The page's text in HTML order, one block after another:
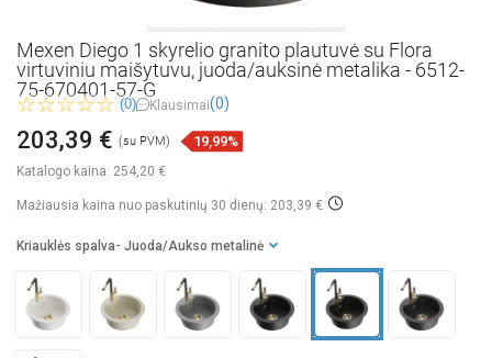
Mexen Diego 1 skyrelio granito plautuvė su Flora
virtuviniu maišytuvu, juoda/auksinė metalika - 6512-
75-670401-57-G
(0) Klausimai(0)
Katalogo kaina: 254,20 €
203,39 € (su PVM) 19,99%
Mažiausia kaina nuo paskutinių 30 dienų: 203,39 €
Kriauklės spalva - Juoda/Aukso metalinė